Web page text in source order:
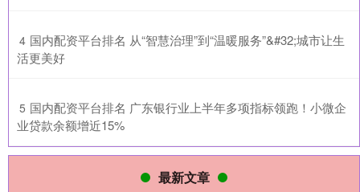
4 ​国内配资平台排名 从“智慧治理”到“温暖服务”&#32;城市让生
活更美好
5 ​国内配资平台排名 广东银行业上半年多项指标领跑！小微企
业贷款余额增近15%
最新文章